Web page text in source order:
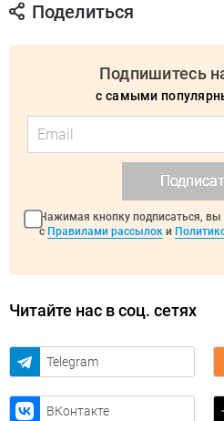
Поделиться
Подпишитесь
с самыми
Нажимая кнопку подписаться, вы
с Правилами рассылок и
Читайте нас в соц. сетях
Telegram
ВКонтакте